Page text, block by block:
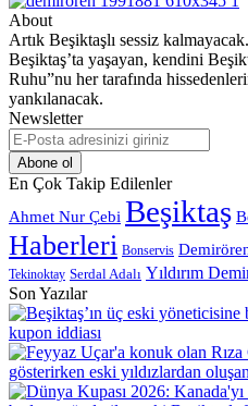
About
Artık Beşiktaşlı sessiz
Beşiktaş’ta yaşayan, kendini
Ruhu”nu her tarafında
yankılanacak.
Newsletter
E-
Posta
adresinizi
giriniz
En Çok Takip Edilenler
Ahmet Nur Çebi Beşiktaş
Haberleri Bonservis
Tekinoktay Serdal Adalı Yıldırım
Son Yazılar